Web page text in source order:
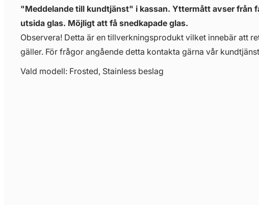
"Meddelande till kundtjänst" i kassan. Yttermått avser från
utsida glas. Möjligt att få snedkapade glas.
Observera! Detta är en tillverkningsprodukt vilket innebär att
gäller. För frågor angående detta kontakta gärna vår
Vald modell: Frosted, Stainless beslag